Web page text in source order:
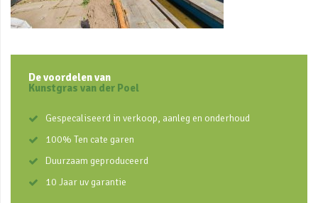
De voordelen van
Kunstgras van der Poel
Gespecaliseerd in verkoop, aanleg en onderhoud
100% Ten cate garen
Duurzaam geproduceerd
10 Jaar uv garantie